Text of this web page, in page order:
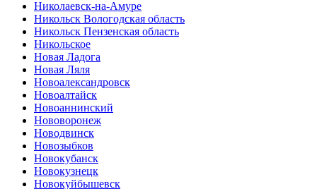
Николаевск-на-Амуре
Никольск Вологодская область
Никольск Пензенская область
Никольское
Новая Ладога
Новая Ляля
Новоалександровск
Новоалтайск
Новоаннинский
Нововоронеж
Новодвинск
Новозыбков
Новокубанск
Новокузнецк
Новокуйбышевск